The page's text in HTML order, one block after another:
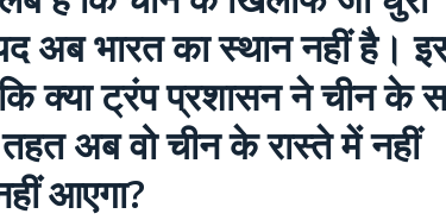
अब भारत का स्थान नहीं है।
क्या ट्रंप प्रशासन ने चीन के
अब वो चीन के रास्ते में नहीं
आएगा?